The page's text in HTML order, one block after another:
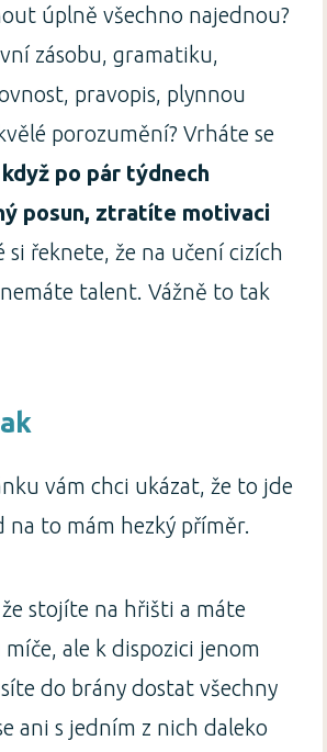
úplně všechno najednou?
zásobu, gramatiku,
pravopis, plynnou
porozumění? Vrháte se
když po pár týdnech
posun, ztratíte motivaci
si řeknete, že na učení cizích
talent. Vážně to tak
vám chci ukázat, že to jde
na to mám hezký příměr.
stojíte na hřišti a máte
ale k dispozici jenom
do brány dostat všechny
ani s jedním z nich daleko